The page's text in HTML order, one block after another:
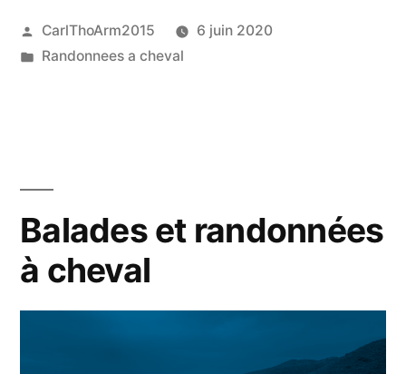
Publié
par
CarlThoArm2015
6 juin 2020
Publié
Randonnees a cheval
Balades et randonnées
à cheval